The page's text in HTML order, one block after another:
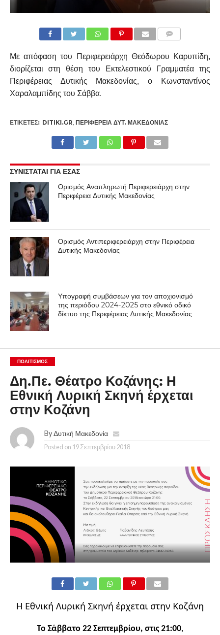
Με απόφαση του Περιφερειάρχη Θεόδωρου Καρυπίδη,
διορίζεται στη θέση του Εκτελεστικού Γραμματέα της
Περιφέρειας Δυτικής Μακεδονίας, ο Κωνσταντίνος
Χαραλαμπίδης του Σάββα.
ΕΤΙΚΕΤΕΣ: DITIKI.GR, ΠΕΡΙΦΈΡΕΙΑ ΔΥΤ. ΜΑΚΕΔΟΝΊΑΣ
ΣΥΝΙΣΤΑΤΑΙ ΓΙΑ ΕΣΑΣ
Ορισμός Αναπληρωτή Περιφερειάρχη στην
Περιφέρεια Δυτικής Μακεδονίας
Ορισμός Αντιπεριφερειάρχη στην Περιφέρεια
Δυτικής Μακεδονίας
Υπογραφή συμβάσεων για τον αποχιονισμό
της περιόδου 2024-2025 στο εθνικό οδικό
δίκτυο της Περιφέρειας Δυτικής Μακεδονίας
ΠΟΛΙΤΙΣΜΌΣ
Δη.Πε. Θέατρο Κοζάνης: Η
Εθνική Λυρική Σκηνή έρχεται
στην Κοζάνη
By Δυτική Μακεδονία
Posted on 19 Σεπτεμβρίου 2018
Η Εθνική Λυρική Σκηνή έρχεται στην Κοζάνη
Το Σάββατο 22 Σεπτεμβρίου, στις 21:00,